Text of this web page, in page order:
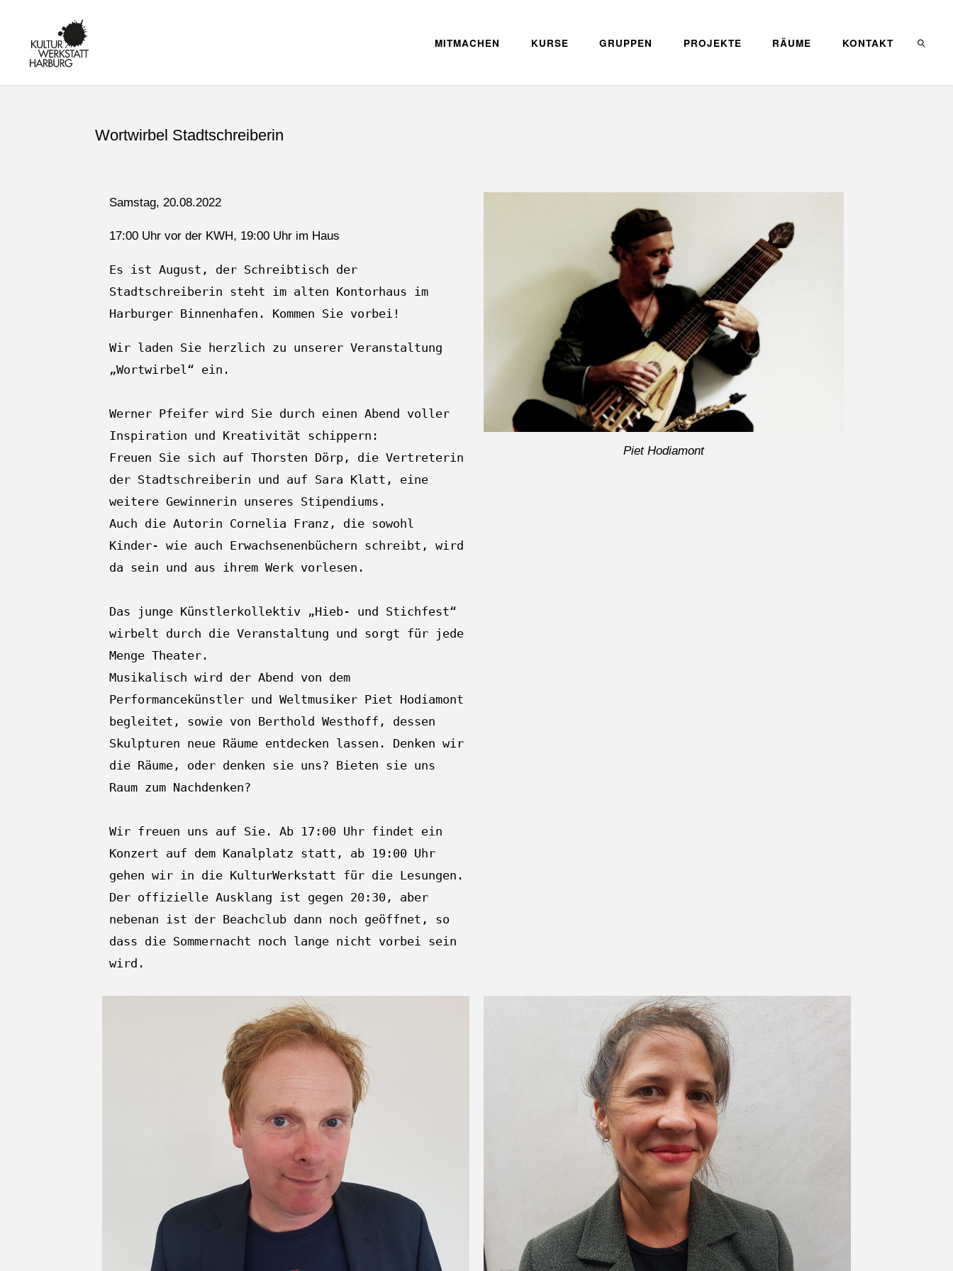
KANALPLATZ
MITMACHEN KURSE GRUPPEN PROJEKTE RÄUME KONTAKT
Wortwirbel Stadtschreiberin
Samstag, 20.08.2022
17:00 Uhr vor der KWH, 19:00 Uhr im Haus
Es ist August, der Schreibtisch der
Stadtschreiberin steht im alten Kontorhaus im
Harburger Binnenhafen. Kommen Sie vorbei!
Wir laden Sie herzlich zu unserer Veranstaltung
„Wortwirbel“ ein.
Werner Pfeifer wird Sie durch einen Abend voller
Inspiration und Kreativität schippern:
Freuen Sie sich auf Thorsten Dörp, die Vertreterin
der Stadtschreiberin und auf Sara Klatt, eine
weitere Gewinnerin unseres Stipendiums.
Auch die Autorin Cornelia Franz, die sowohl
Kinder- wie auch Erwachsenenbüchern schreibt, wird
da sein und aus ihrem Werk vorlesen.
Das junge Künstlerkollektiv „Hieb- und Stichfest“
wirbelt durch die Veranstaltung und sorgt für jede
Menge Theater.
Musikalisch wird der Abend von dem
Performancekünstler und Weltmusiker Piet Hodiamont
begleitet, sowie von Berthold Westhoff, dessen
Skulpturen neue Räume entdecken lassen. Denken wir
die Räume, oder denken sie uns? Bieten sie uns
Raum zum Nachdenken?
Wir freuen uns auf Sie. Ab 17:00 Uhr findet ein
Konzert auf dem Kanalplatz statt, ab 19:00 Uhr
gehen wir in die KulturWerkstatt für die Lesungen.
Der offizielle Ausklang ist gegen 20:30, aber
nebenan ist der Beachclub dann noch geöffnet, so
dass die Sommernacht noch lange nicht vorbei sein
wird.
Piet Hodiamont